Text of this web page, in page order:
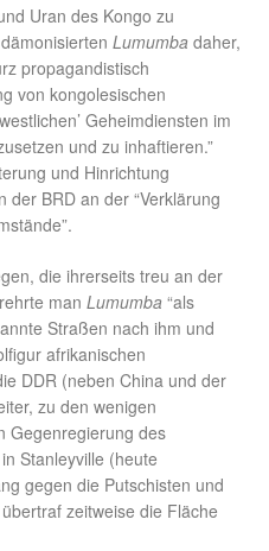
Uran des Kongo zu
Lumumba daher,
propagandistisch
von kongolesischen
Geheimdiensten im
und zu inhaftieren.”
und Hinrichtung
der BRD an der “Verklärung
die ihrerseits treu an der
man Lumumba “als
Straßen nach ihm und
afrikanischen
DDR (neben China und der
zu den wenigen
Gegenregierung des
Stanleyville (heute
gegen die Putschisten und
zeitweise die Fläche